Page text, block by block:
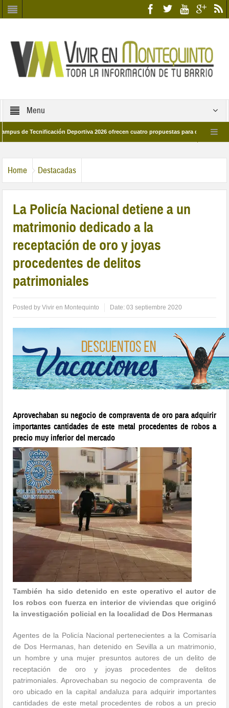
Menu
Tecnificación Deportiva 2026 ofrecen cuatro propuestas para disfrutar del
Home Destacadas
La Policía Nacional detiene a un
matrimonio dedicado a la
receptación de oro y joyas
procedentes de delitos
patrimoniales
Posted byVivir en Montequinto Date:03 septiembre 2020
Aprovechaban su negocio de compraventa de oro para adquirir
importantes cantidades de este metal procedentes de robos a
precio muy inferior del mercado
También ha sido detenido en este operativo el autor de
los robos con fuerza en interior de viviendas que originó
la investigación policial en la localidad de Dos Hermanas
Agentes de la Policía Nacional pertenecientes a la Comisaría
de Dos Hermanas, han detenido en Sevilla a un matrimonio,
un hombre y una mujer presuntos autores de un delito de
receptación de oro y joyas procedentes de delitos
patrimoniales. Aprovechaban su negocio de compraventa
de
oro ubicado en la capital andaluza para adquirir importantes
cantidades de este metal procedentes de robos a un precio